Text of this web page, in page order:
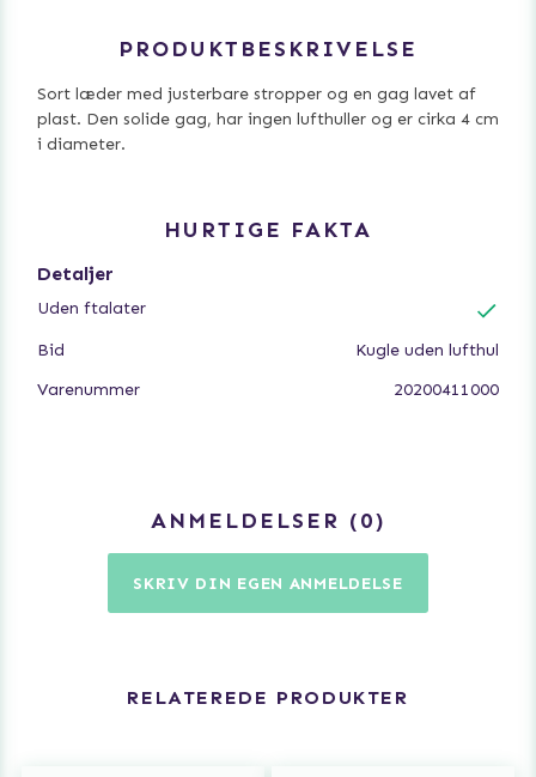
PRODUKTBESKRIVELSE
Sort læder med justerbare stropper og en gag lavet af
plast. Den solide gag, har ingen lufthuller og er cirka 4 cm
i diameter.
HURTIGE FAKTA
Detaljer
Uden ftalater
Bid
Kugle uden lufthul
Varenummer
20200411000
ANMELDELSER 0
SKRIV DIN EGEN ANMELDELSE
RELATEREDE PRODUKTER